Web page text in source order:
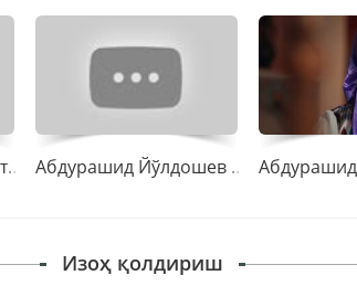
Шоҳруҳхон ва Шуҳрат Йўлдошев “Қизгина” Абдурашид Йўлдошев - Мастонагинангман
Изоҳ қолдириш